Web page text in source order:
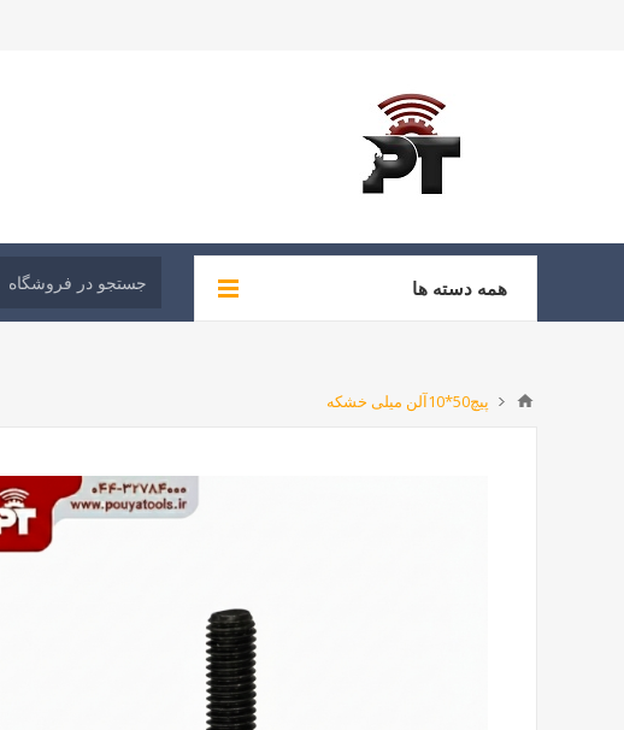
همه دسته ها
پیچ50*10آلن میلی خشکه